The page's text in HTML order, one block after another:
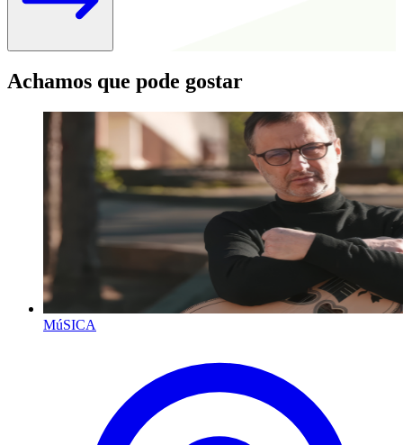
Achamos que pode gostar
MúSICA